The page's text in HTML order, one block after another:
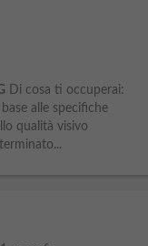
Di cosa ti occuperai:
alle specifiche
qualità visivo